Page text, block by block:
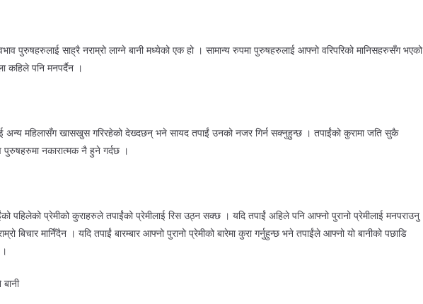
पुरुषहरुलाई साह्रै नराम्रो लाग्ने बानी मध्येको एक हो । सामान्य रुपमा पुरुषहरुलाई आफ्नो वरिपरिको मानिसहरुसँग भएको
कहिले पनि मनपर्दैन ।
अन्य महिलासँग खासखुस गरिरहेको देख्दछन् भने सायद तपाईं उनको नजर गिर्न सक्नुहुन्छ । तपाईंको कुरामा जति सुकै
पुरुषहरुमा नकारात्मक नै हुने गर्दछ ।
पहिलेको प्रेमीको कुराहरुले तपाईंको प्रेमीलाई रिस उठ्न सक्छ । यदि तपाईं अहिले पनि आफ्नो पुरानो प्रेमीलाई मनपराउनु
बिचार मानिँदैन । यदि तपाईं बारम्बार आफ्नो पुरानो प्रेमीको बारेमा कुरा गर्नुहुन्छ भने तपाईंले आफ्नो यो बानीको पछाडि